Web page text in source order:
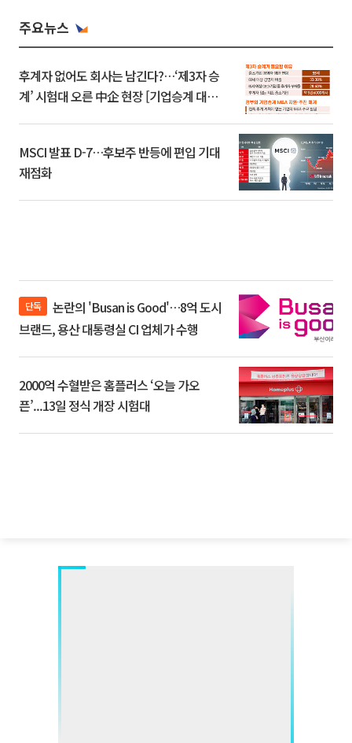
주요뉴스
후계자 없어도 회사는 남긴다?…‘제3자 승
계’ 시험대 오른 中企 현장 [기업승계 대전
MSCI 발표 D-7…후보주 반등에 편입 기대
재점화
단독
브랜드, 용산 대통령실 CI 업체가 수행
2000억 수혈받은 홈플러스 ‘오늘 가오
픈’...13일 정식 개장 시험대